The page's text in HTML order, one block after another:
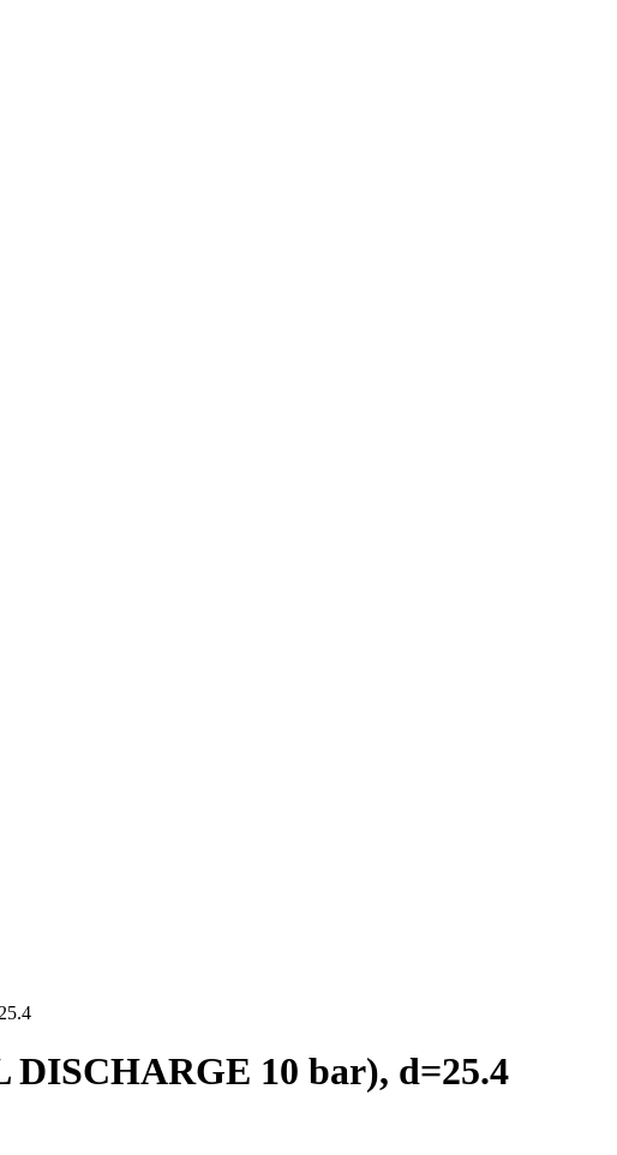
DISCHARGE 10 bar), d=25.4